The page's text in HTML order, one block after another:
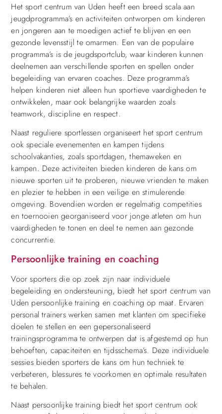
Het sport centrum van Uden heeft een breed scala aan
jeugdprogramma’s en activiteiten ontworpen om kinderen
en jongeren aan te moedigen actief te blijven en een
gezonde levensstijl te omarmen. Een van de populaire
programma’s is de jeugdsportclub, waar kinderen kunnen
deelnemen aan verschillende sporten en spellen onder
begeleiding van ervaren coaches. Deze programma’s
helpen kinderen niet alleen hun sportieve vaardigheden te
ontwikkelen, maar ook belangrijke waarden zoals
teamwork, discipline en respect.
Naast reguliere sportlessen organiseert het sport centrum
ook speciale evenementen en kampen tijdens
schoolvakanties, zoals sportdagen, themaweken en
kampen. Deze activiteiten bieden kinderen de kans om
nieuwe sporten uit te proberen, nieuwe vrienden te maken
en plezier te hebben in een veilige en stimulerende
omgeving. Bovendien worden er regelmatig competities
en toernooien georganiseerd voor jonge atleten om hun
vaardigheden te tonen en deel te nemen aan gezonde
concurrentie.
Persoonlijke training en coaching
Voor sporters die op zoek zijn naar individuele
begeleiding en ondersteuning, biedt het sport centrum van
Uden persoonlijke training en coaching op maat. Ervaren
personal trainers werken samen met klanten om specifieke
doelen te stellen en een gepersonaliseerd
trainingsprogramma te ontwerpen dat is afgestemd op hun
behoeften, capaciteiten en tijdsschema’s. Deze individuele
sessies bieden sporters de kans om hun techniek te
verbeteren, blessures te voorkomen en optimale resultaten
te behalen.
Naast persoonlijke training biedt het sport centrum ook